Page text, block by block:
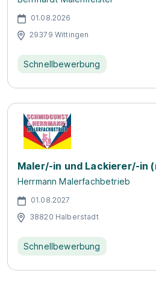
01.08.2026
29379 Wittingen
Schnellbewerbung
Maler/-in und Lackierer/-in
Herrmann Malerfachbetrieb
01.08.2027
38820 Halberstadt
Schnellbewerbung